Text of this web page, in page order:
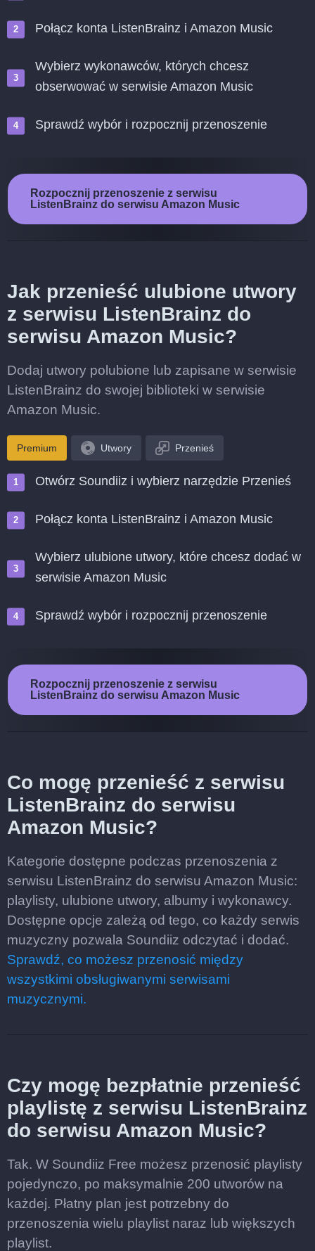
Połącz konta ListenBrainz i Amazon Music
Wybierz wykonawców, których chcesz
obserwować w serwisie Amazon Music
Sprawdź wybór i rozpocznij przenoszenie
Rozpocznij przenoszenie z serwisu
ListenBrainz do serwisu Amazon Music
Jak przenieść ulubione utwory
z serwisu ListenBrainz do
serwisu Amazon Music?
Dodaj utwory polubione lub zapisane w serwisie
ListenBrainz do swojej biblioteki w serwisie
Amazon Music.
Premium Utwory Przenieś
Otwórz Soundiiz i wybierz narzędzie Przenieś
Połącz konta ListenBrainz i Amazon Music
Wybierz ulubione utwory, które chcesz dodać w
serwisie Amazon Music
Sprawdź wybór i rozpocznij przenoszenie
Rozpocznij przenoszenie z serwisu
ListenBrainz do serwisu Amazon Music
Co mogę przenieść z serwisu
ListenBrainz do serwisu
Amazon Music?
Kategorie dostępne podczas przenoszenia z
serwisu ListenBrainz do serwisu Amazon Music:
playlisty, ulubione utwory, albumy i wykonawcy.
Dostępne opcje zależą od tego, co każdy serwis
muzyczny pozwala Soundiiz odczytać i dodać.
Sprawdź, co możesz przenosić między
wszystkimi obsługiwanymi serwisami
muzycznymi.
Czy mogę bezpłatnie przenieść
playlistę z serwisu ListenBrainz
do serwisu Amazon Music?
Tak. W Soundiiz Free możesz przenosić playlisty
pojedynczo, po maksymalnie 200 utworów na
każdej. Płatny plan jest potrzebny do
przenoszenia wielu playlist naraz lub większych
playlist.